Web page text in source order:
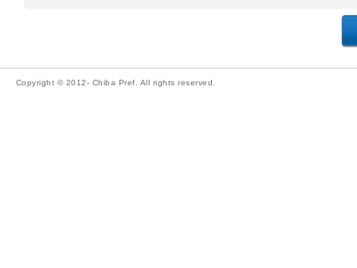
Copyright © 2012- Chiba Pref. All rights reserved.